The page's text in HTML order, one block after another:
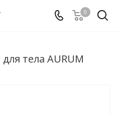
0
тела AURUM